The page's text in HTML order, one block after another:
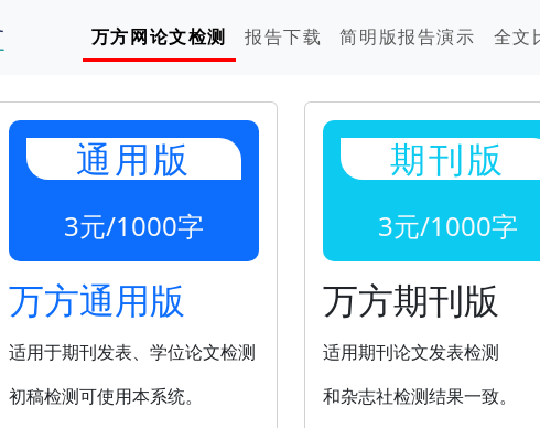
万方网论文检测 报告下载 简明版报告演示 全文
通用版
3元/1000字
万方通用版
适用于期刊发表、学位论文检测
初稿检测可使用本系统。
期刊版
3元/1000字
万方期刊版
适用期刊论文发表检测
和杂志社检测结果一致。